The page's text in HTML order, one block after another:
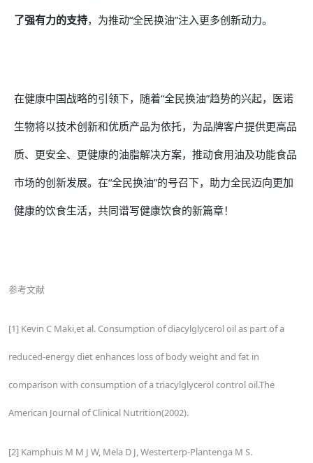
了强有力的支持，为推动“全民换油”注入更多创新动力。
在健康中国战略的引领下，随着“全民换油”趋势的兴起，医诺
生物将以技术创新和优质产品为依托，为品牌客户提供更高品
质、更安全、更健康的油脂解决方案，推动食用油及功能食品
市场的创新发展。在“全民换油”的号召下，助力全民迈向更加
健康的饮食生活，共同谱写健康饮食的新篇章！
参考文献
[1] Kevin C Maki,et al. Consumption of diacylglycerol oil as part of a
reduced-energy diet enhances loss of body weight and fat in
comparison with consumption of a triacylglycerol control oil.The
American Journal of Clinical Nutrition(2002).
[2] Kamphuis M M J W, Mela D J, Westerterp-Plantenga M S.